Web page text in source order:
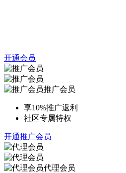
开通会员
推广会员
享10%推广返利
社区专属特权
开通推广会员
代理会员